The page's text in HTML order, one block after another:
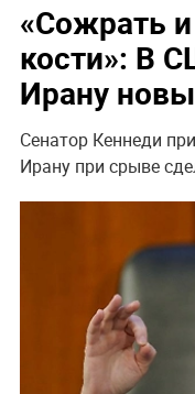
«Сожрать
кости»: В
Ирану
Сенатор Кеннеди
Ирану при срыве